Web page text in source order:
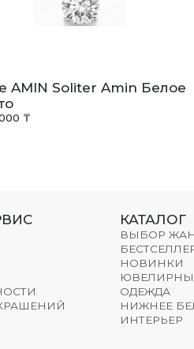
AMIN Soliter Amin Белое
₸
КАТАЛОГ
ВЫБОР
НОВИНКИ
ОДЕЖДА
НИЖНЕЕ
ИНТЕРЬЕР